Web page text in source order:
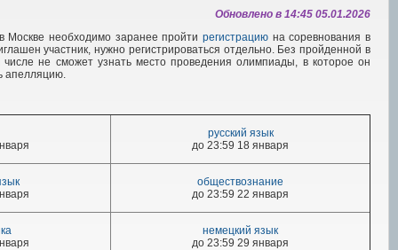
Обновлено в 14:45 05.01.2026
Москве необходимо заранее пройтирегистрацию на соревнования в
участник, нужно регистрироваться отдельно. Без пройденной в
не сможет узнать место проведения олимпиады, в которое он
апелляцию.
русский язык
до 23:59 18 января
обществознание
до 23:59 22 января
немецкий язык
до 23:59 29 января